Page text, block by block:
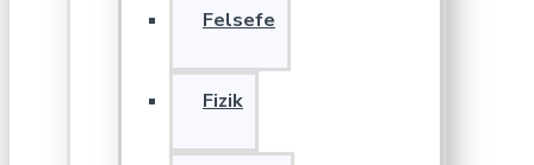
Felsefe
Fizik